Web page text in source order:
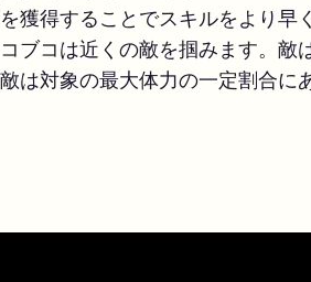
獲得することでスキルをより早
ブコは近くの敵を掴みます。敵
は対象の最大体力の一定割合に